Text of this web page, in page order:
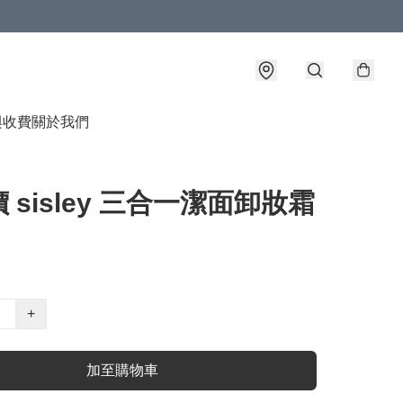
收費關於我們
sisley 三合一潔面卸妝霜
+
加至購物車